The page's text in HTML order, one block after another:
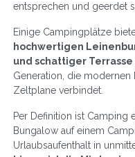
entsprechen und geerdet
Einige Campingplätze
hochwertigen
und schattiger Terrasse
Generation, die
Zeltplane verbindet.
Per Definition ist Camping
Bungalow auf einem
Urlaubsaufenthalt in